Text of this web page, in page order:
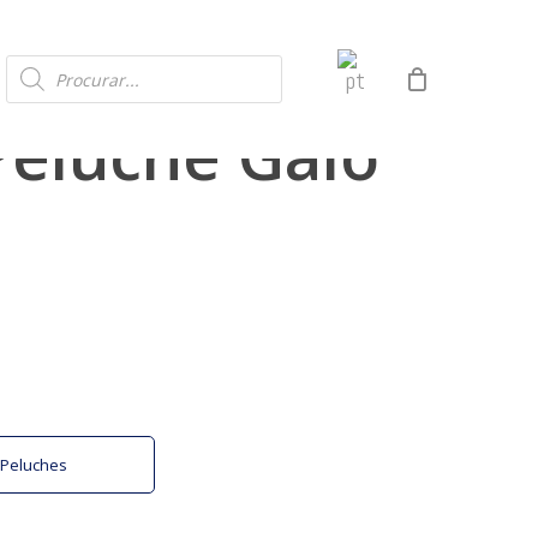
Products
search
Galo